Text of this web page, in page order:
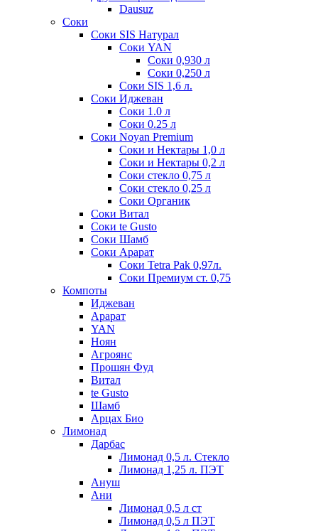
Dausuz
Соки
Соки SIS Натурал
Соки YAN
Соки 0,930 л
Соки 0,250 л
Соки SIS 1,6 л.
Соки Иджеван
Соки 1.0 л
Соки 0.25 л
Соки Noyan Premium
Соки и Нектары 1,0 л
Соки и Нектары 0,2 л
Соки стекло 0,75 л
Соки стекло 0,25 л
Соки Органик
Соки Витал
Соки te Gusto
Соки Шамб
Соки Арарат
Соки Tetra Pak 0,97л.
Соки Премиум ст. 0,75
Компоты
Иджеван
Арарат
YAN
Ноян
Агроянс
Прошян Фуд
Витал
te Gusto
Шамб
Арцах Био
Лимонад
Дарбас
Лимонад 0,5 л. Стекло
Лимонад 1,25 л. ПЭТ
Ануш
Ани
Лимонад 0,5 л ст
Лимонад 0,5 л ПЭТ